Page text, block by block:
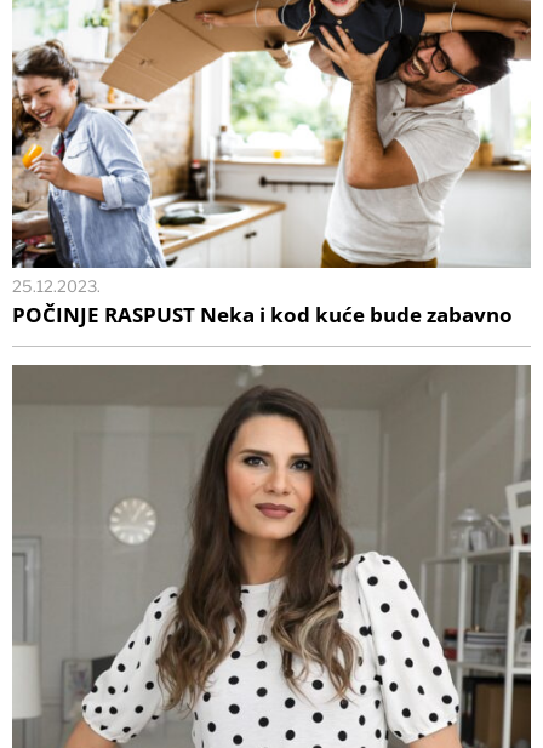
25.12.2023.
POČINJE RASPUST Neka i kod kuće bude zabavno